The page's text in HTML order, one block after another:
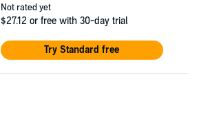
Not rated yet
$27.12 or free with 30-day trial
Try Standard free